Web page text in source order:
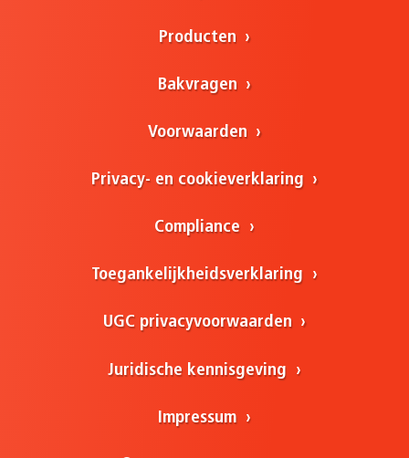
Producten
Bakvragen
Voorwaarden
Privacy- en cookieverklaring
Compliance
Toegankelijkheidsverklaring
UGC privacyvoorwaarden
Juridische kennisgeving
Impressum